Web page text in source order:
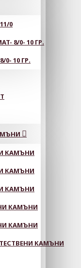
0
8/0- 10 ГР.
0- 10 ГР.
КАМЪНИ
КАМЪНИ
КАМЪНИ
КАМЪНИ
КАМЪНИ
КАМЪНИ